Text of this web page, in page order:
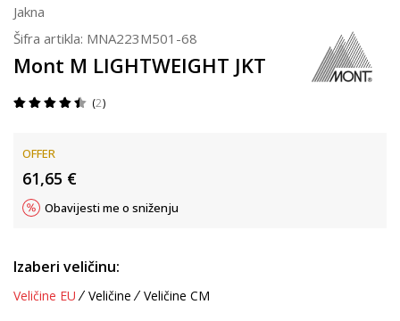
Jakna
Šifra artikla: MNA223M501-68
Mont M LIGHTWEIGHT JKT
2
OFFER
61,65 €
Obavijesti me o sniženju
Izaberi veličinu:
Veličine EU Veličine Veličine CM